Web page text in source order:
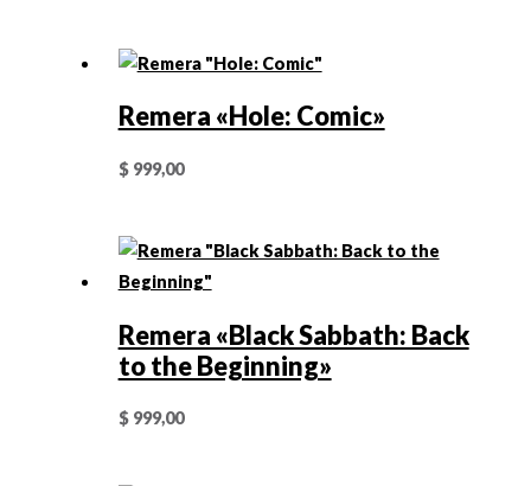
Remera «Hole: Comic»
$999,00
Remera «Black Sabbath: Back
to the Beginning»
$999,00